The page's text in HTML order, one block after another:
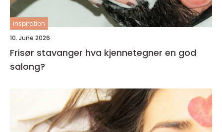
inspiration
10. June 2026
Frisør stavanger hva kjennetegner en god
salong?